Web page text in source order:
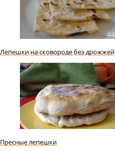
Лепешки на сковороде без дрожжей
Пресные лепешки